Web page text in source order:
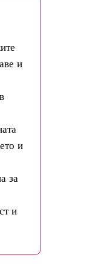
и
и
за
и